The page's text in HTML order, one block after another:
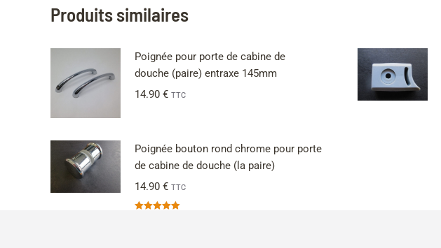
Produits similaires
Poignée pour porte de cabine de
douche (paire) entraxe 145mm
14.90 € TTC
Poignée bouton rond chrome pour porte
de cabine de douche (la paire)
14.90 € TTC